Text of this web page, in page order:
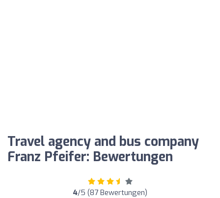
Travel agency and bus company
Franz Pfeifer: Bewertungen
4/5 (87 Bewertungen)